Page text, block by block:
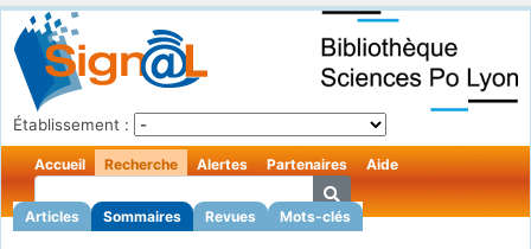
Établissement :
Accueil Recherche
Articles Sommaires Revues Mots-clés
Alertes Partenaires Aide